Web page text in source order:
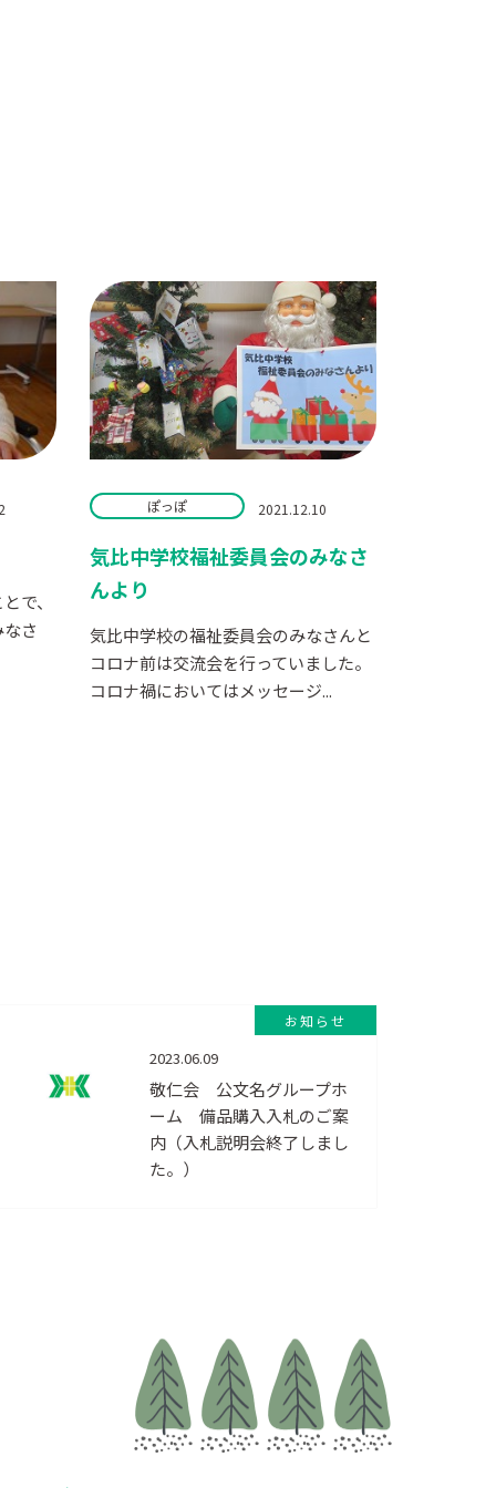
で、
さ
ぽっぽ 2021.12.10
気比中学校福祉委員会のみなさ
んより
気比中学校の福祉委員会のみなさんと
コロナ前は交流会を行っていました。
コロナ禍においてはメッセージ...
お知らせ
2023.06.09
敬仁会 公文名グループホ
ーム 備品購入入札のご案
内（入札説明会終了しまし
た。）